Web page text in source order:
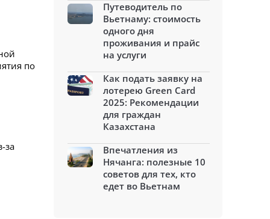
по
за
Путеводитель по
Вьетнаму: стоимость
одного дня
проживания и прайс
на услуги
Как подать заявку на
лотерею Green Card
2025: Рекомендации
для граждан
Казахстана
Впечатления из
Нячанга: полезные 10
советов для тех, кто
едет во Вьетнам